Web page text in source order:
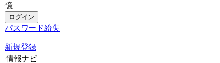
憶
パスワード紛失
新規登録
情報ナビ